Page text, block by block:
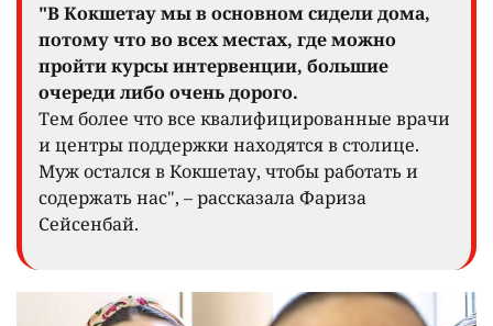
"В Кокшетау мы в основном сидели дома,
потому что во всех местах, где можно
пройти курсы интервенции, большие
очереди либо очень дорого.
Тем более что все квалифицированные врачи
и центры поддержки находятся в столице.
Муж остался в Кокшетау, чтобы работать и
содержать нас", – рассказала Фариза
Сейсенбай.